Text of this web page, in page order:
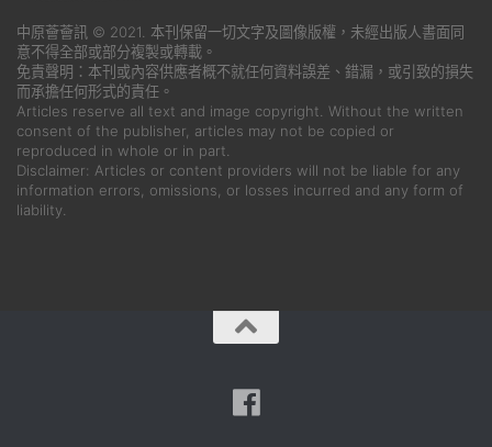
中原薈薈訊 © 2021. 本刊保留一切文字及圖像版權，未經出版人書面同
意不得全部或部分複製或轉載。
免責聲明：本刊或內容供應者概不就任何資料誤差、錯漏，或引致的損失
而承擔任何形式的責任。
Articles reserve all text and image copyright. Without the written
consent of the publisher, articles may not be copied or
reproduced in whole or in part.
Disclaimer: Articles or content providers will not be liable for any
information errors, omissions, or losses incurred and any form of
liability.